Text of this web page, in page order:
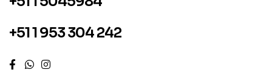
+51 1 953 304 242